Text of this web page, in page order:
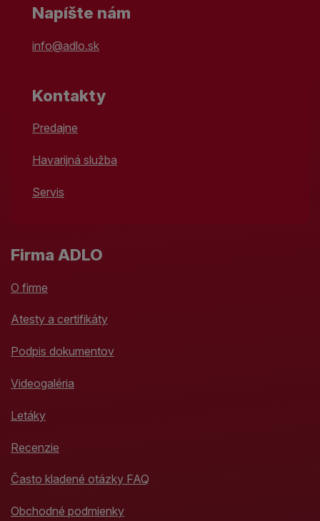
Napíšte nám
info@adlo.sk
Kontakty
Predajne
Havarijná služba
Servis
Firma ADLO
O firme
Atesty a certifikáty
Podpis dokumentov
Videogaléria
Letáky
Recenzie
Často kladené otázky FAQ
Obchodné podmienky